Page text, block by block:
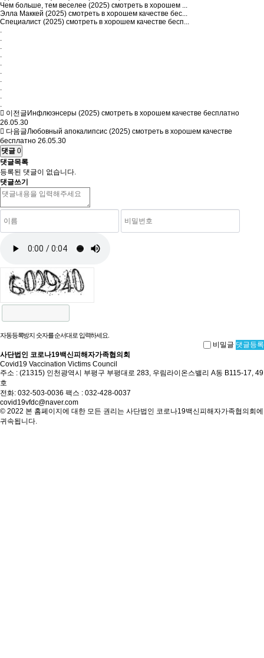
Чем больше, тем веселее (2025) смотреть в хорошем ...
Элла Маккей (2025) смотреть в хорошем качестве бес...
Специалист (2025) смотреть в хорошем качестве бесп...
.
.
.
.
.
.
.
.
.
.
이전글 Инфлюэнсеры (2025) смотреть в хорошем качестве бесплатно
26.05.30
다음글Любовный апокалипсис (2025) смотреть в хорошем качестве
бесплатно 26.05.30
댓글 0
댓글목록
등록된 댓글이 없습니다.
댓글쓰기
자동등록방지 숫자를 순서대로 입력하세요.
비밀글 댓글등록
사단법인 코로나19백신피해자가족협의회
Covid19 Vaccination Victims Council
주소 : (21315) 인천광역시 부평구 부평대로 283, 우림라이온스밸리 A동 B115-17, 49
호
전화: 032-503-0036 팩스 : 032-428-0037
covid19vfdc@naver.com
© 2022 본 홈페이지에 대한 모든 권리는 사단법인 코로나19백신피해자가족협의회에
귀속됩니다.